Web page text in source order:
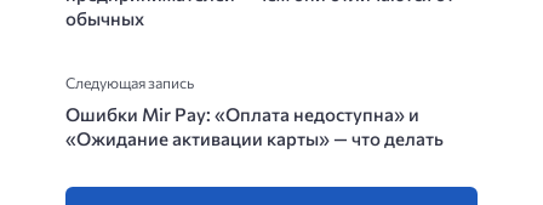
обычных
Следующая запись
Ошибки Mir Pay: «Оплата недоступна» и
«Ожидание активации карты» — что делать